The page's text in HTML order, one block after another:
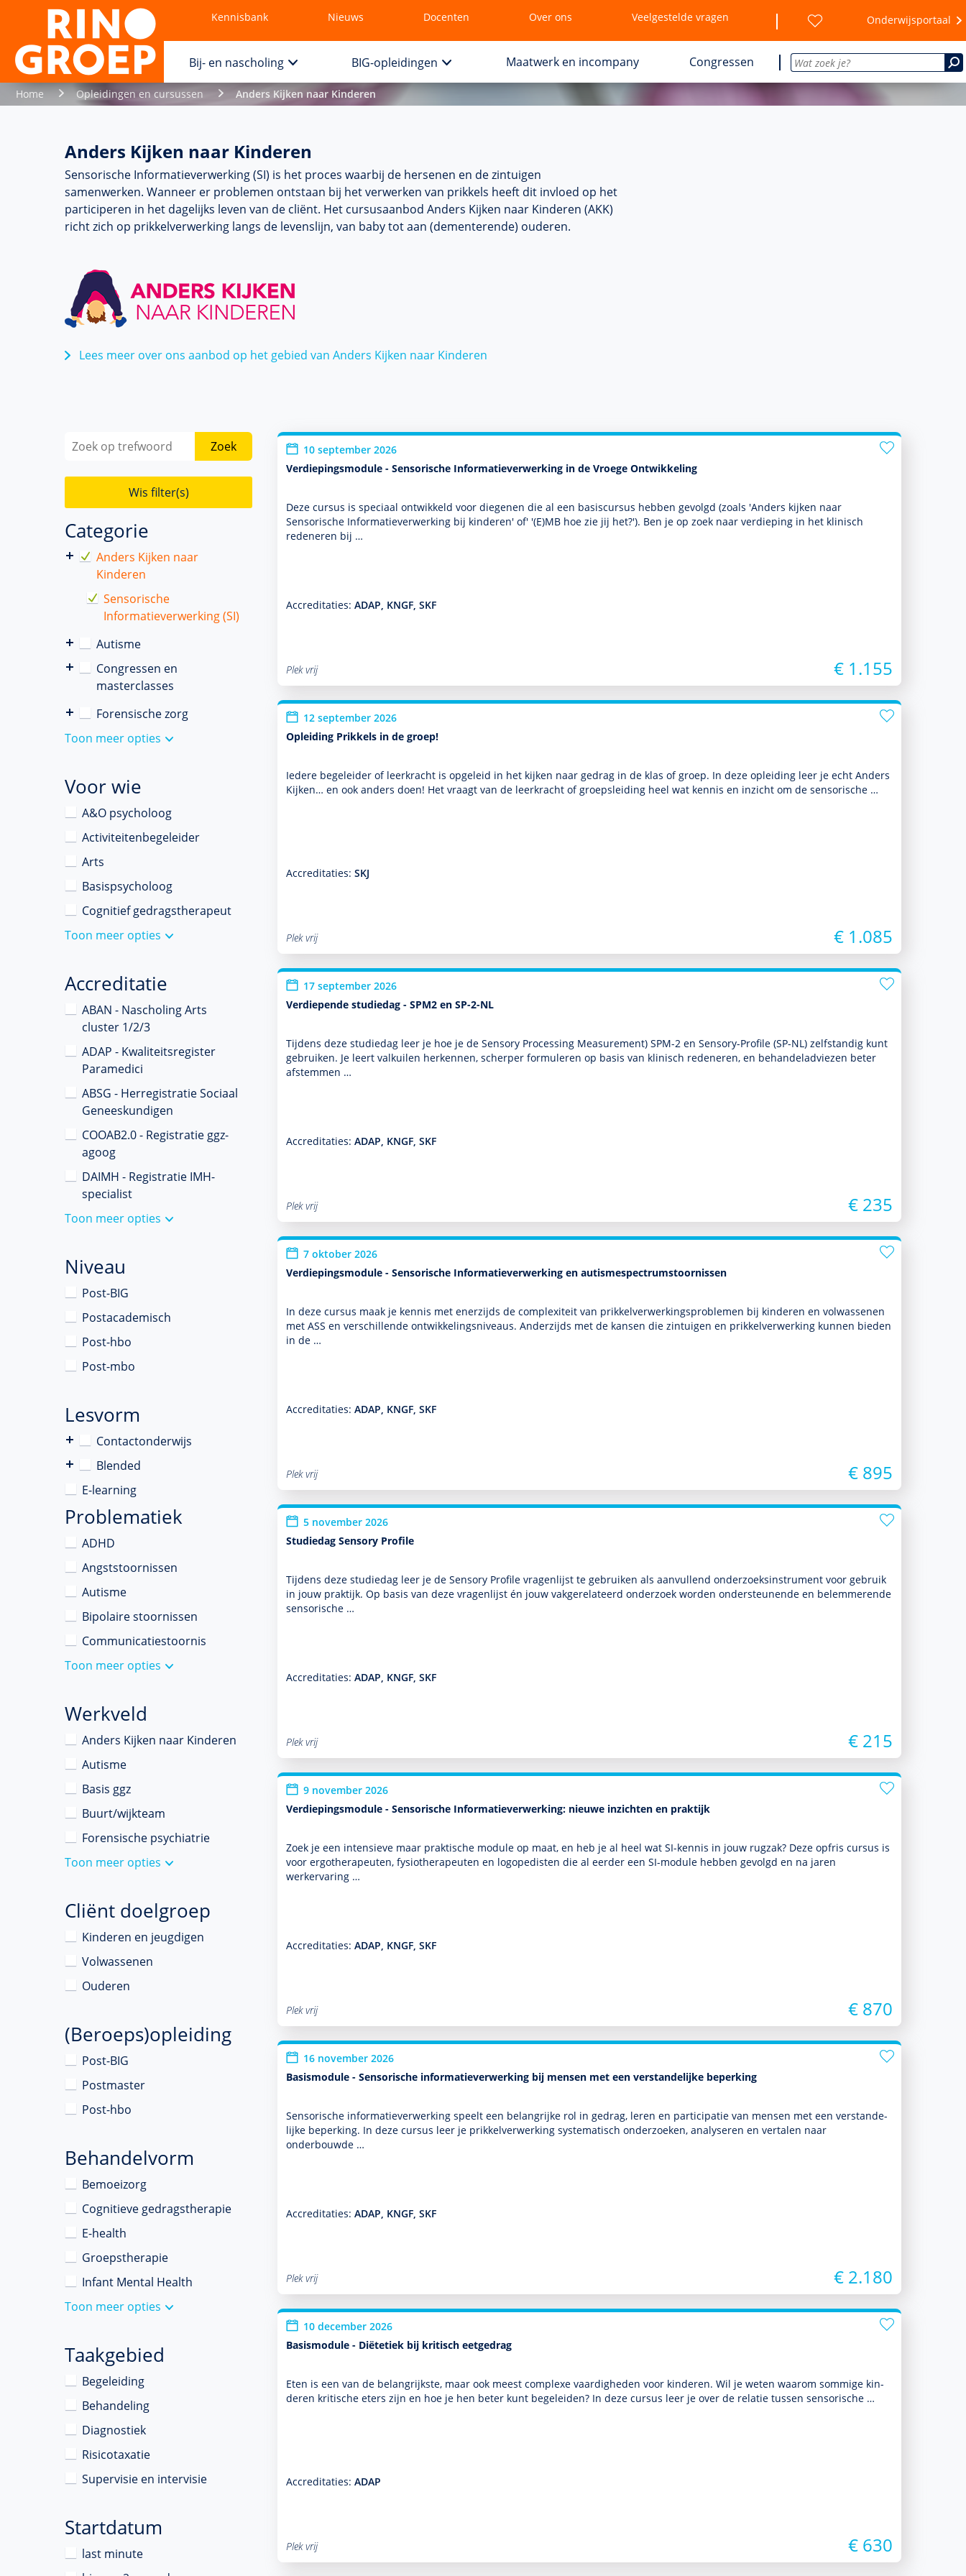
Kennisbank Nieuws Docenten Over ons Veelgestelde vragen Onderwijsportaal
Bij- en nascholing BIG-opleidingen Maatwerk en incompany Congressen
Home Opleidingen en cursussen Anders Kijken naar Kinderen
Anders Kijken naar Kinderen
Sensorische Informatieverwerking (SI) is het proces waarbij de hersenen en de zintuigen
samenwerken. Wanneer er pro­ble­men ontstaan bij het verwerken van prikkels heeft dit invloed op het
participeren in het dagelijks leven van de cliënt. Het cursusaanbod Anders Kijken naar Kinderen (AKK)
richt zich op prikkelverwerking langs de levenslijn, van baby tot aan (dementerende) ouderen.
Lees meer over ons aanbod op het gebied van Anders Kijken naar Kinderen
Zoek
Wis filter(s)
Categorie
Anders Kijken naar
Kinderen
Sensorische
Informatieverwerking (SI)
Autisme
Congressen en
masterclasses
Forensische zorg
Toon meer opties
Voor wie
A&O psycholoog
Activiteitenbegeleider
Arts
Basispsycholoog
Cognitief gedragstherapeut
Toon meer opties
Accreditatie
ABAN - Nascholing Arts
cluster 1/2/3
ADAP - Kwaliteitsregister
Paramedici
ABSG - Herregistratie Sociaal
Geneeskundigen
COOAB2.0 - Registratie ggz-
agoog
DAIMH - Registratie IMH-
specialist
Toon meer opties
Niveau
Post-BIG
Postacademisch
Post-hbo
Post-mbo
Lesvorm
Contactonderwijs
Blended
E-learning
Problematiek
ADHD
Angststoornissen
Autisme
Bipolaire stoornissen
Communicatiestoornis
Toon meer opties
Werkveld
Anders Kijken naar Kinderen
Autisme
Basis ggz
Buurt/wijkteam
Forensische psychiatrie
Toon meer opties
Cliënt doelgroep
Kinderen en jeugdigen
Volwassenen
Ouderen
(Beroeps)opleiding
Post-BIG
Postmaster
Post-hbo
Behandelvorm
Bemoeizorg
Cognitieve gedragstherapie
E-health
Groepstherapie
Infant Mental Health
Toon meer opties
Taakgebied
Begeleiding
Behandeling
Diagnostiek
Risicotaxatie
Supervisie en intervisie
Startdatum
last minute
10 september 2026
Verdiepingsmodule - Sensorische Informatieverwerking in de Vroege Ontwikkeling
Deze cursus is speciaal ontwik­keld voor diegenen die al een basis­cursus hebben gevolgd (zoals 'Anders kijken naar
Sensorische Informatieverwerking bij kin­de­ren' of' '(E)MB hoe zie jij het?'). Ben je op zoek naar verdieping in het klinisch
redeneren bij …
Accreditaties: ADAP, KNGF, SKF
Plek vrij € 1.155
12 september 2026
Opleiding Prikkels in de groep!
Iedere bege­leider of leerkracht is opgeleid in het kijken naar gedrag in de klas of groep. In deze opleiding leer je echt Anders
Kijken… en ook anders doen! Het vraagt van de leerkracht of groepsleiding heel wat kennis en inzicht om de sensorische …
Accreditaties: SKJ
Plek vrij € 1.085
17 september 2026
Verdiepende studiedag - SPM2 en SP-2-NL
Tijdens deze studiedag leer je hoe je de Sensory Processing Measurement) SPM-2 en Sensory-Profile (SP-NL) zelf­standig kunt
gebruiken. Je leert valkuilen herkennen, scherper formuleren op basis van klinisch redeneren, en behan­deladviezen beter
afstemmen …
Accreditaties: ADAP, KNGF, SKF
Plek vrij € 235
7 oktober 2026
Verdiepingsmodule - Sensorische Informatieverwerking en autismespectrumstoornissen
In deze cursus maak je kennis met enerzijds de complexiteit van prikkelverwerkingspro­ble­men bij kin­de­ren en vol­was­senen
met ASS en ver­schil­lende ont­wikke­lingsniveaus. Anderzijds met de kansen die zintuigen en prikkelverwerking kunnen bieden
in de …
Accreditaties: ADAP, KNGF, SKF
Plek vrij € 895
5 november 2026
Studiedag Sensory Profile
Tijdens deze studiedag leer je de Sensory Profile vragenlijst te gebruiken als aan­vullend onder­zoeksinstrument voor gebruik
in jouw prak­tijk. Op basis van deze vragenlijst én jouw vakgerelateerd onder­zoek worden onder­steunende en belemmerende
sensorische …
Accreditaties: ADAP, KNGF, SKF
Plek vrij € 215
9 november 2026
Verdiepingsmodule - Sensorische Informatieverwerking: nieuwe inzichten en praktijk
Zoek je een intensieve maar prak­tische module op maat, en heb je al heel wat SI-kennis in jouw rugzak? Deze opfris cursus is
voor ergo­thera­peuten, fysiothera­peuten en logopedisten die al eerder een SI-module hebben gevolgd en na jaren
werkervaring …
Accreditaties: ADAP, KNGF, SKF
Plek vrij € 870
16 november 2026
Basismodule - Sensorische informatieverwerking bij mensen met een verstandelijke beperking
Sensorische infor­matieverwerking speelt een belang­rijke rol in gedrag, leren en participatie van mensen met een ver­stande­
lijke beper­king. In deze cursus leer je prikkelverwerking syste­ma­tisch onder­zoeken, analyseren en vertalen naar
onderbouwde …
Accreditaties: ADAP, KNGF, SKF
Plek vrij € 2.180
10 december 2026
Basismodule - Diëtetiek bij kritisch eetgedrag
Eten is een van de belang­rijkste, maar ook meest complexe vaar­dig­heden voor kin­de­ren. Wil je weten waarom sommige kin­
de­ren kritische eters zijn en hoe je hen beter kunt bege­leiden? In deze cursus leer je over de relatie tussen sensorische …
Accreditaties: ADAP
Plek vrij € 630